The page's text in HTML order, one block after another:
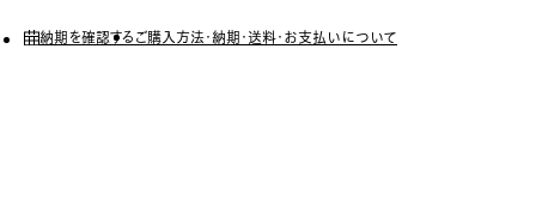
納期を確認する ご購入方法・納期・送料・お支払いについて